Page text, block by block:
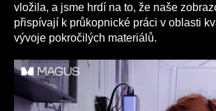
vložila, a jsme hrdí na to, že naše
přispívají k průkopnické práci v oblasti
vývoje pokročilých materiálů.